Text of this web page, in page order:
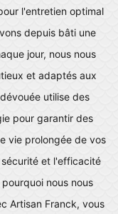
l'entretien optimal
depuis bâti une
jour, nous nous
et adaptés aux
utilise des
pour garantir des
vie prolongée de vos
et l'efficacité
nous nous
Artisan Franck, vous